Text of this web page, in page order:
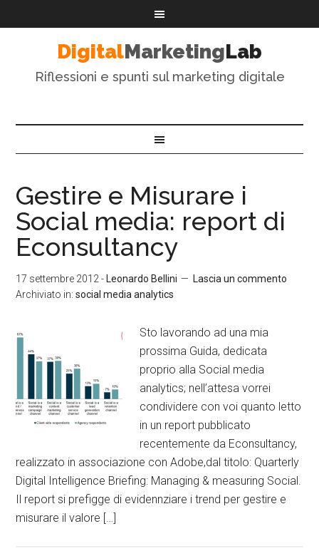
DigitalMarketingLab
Riflessioni e spunti sul marketing digitale
Gestire e Misurare i
Social media: report di
Econsultancy
17 settembre 2012 - Leonardo Bellini
Lascia un commento
Archiviato in:social media analytics
Sto lavorando ad una mia
prossima Guida, dedicata
proprio alla Social media
analytics; nell’attesa vorrei
condividere con voi quanto letto
in un report pubblicato
recentemente da Econsultancy,
realizzato in associazione con Adobe,dal titolo: Quarterly
Digital Intelligence Briefing: Managing & measuring Social.
Il report si prefigge di evidennziare i trend per gestire e
misurare il valore […]